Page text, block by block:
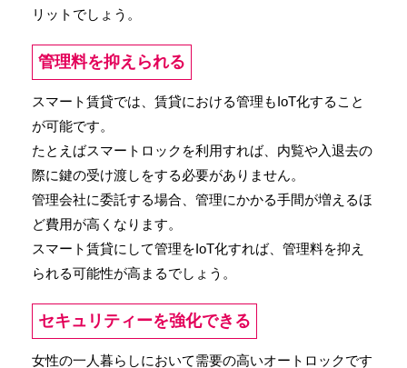
リットでしょう。
管理料を抑えられる
スマート賃貸では、賃貸における管理もIoT化すること
が可能です。
たとえばスマートロックを利用すれば、内覧や入退去の
際に鍵の受け渡しをする必要がありません。
管理会社に委託する場合、管理にかかる手間が増えるほ
ど費用が高くなります。
スマート賃貸にして管理をIoT化すれば、管理料を抑え
られる可能性が高まるでしょう。
セキュリティーを強化できる
女性の一人暮らしにおいて需要の高いオートロックです